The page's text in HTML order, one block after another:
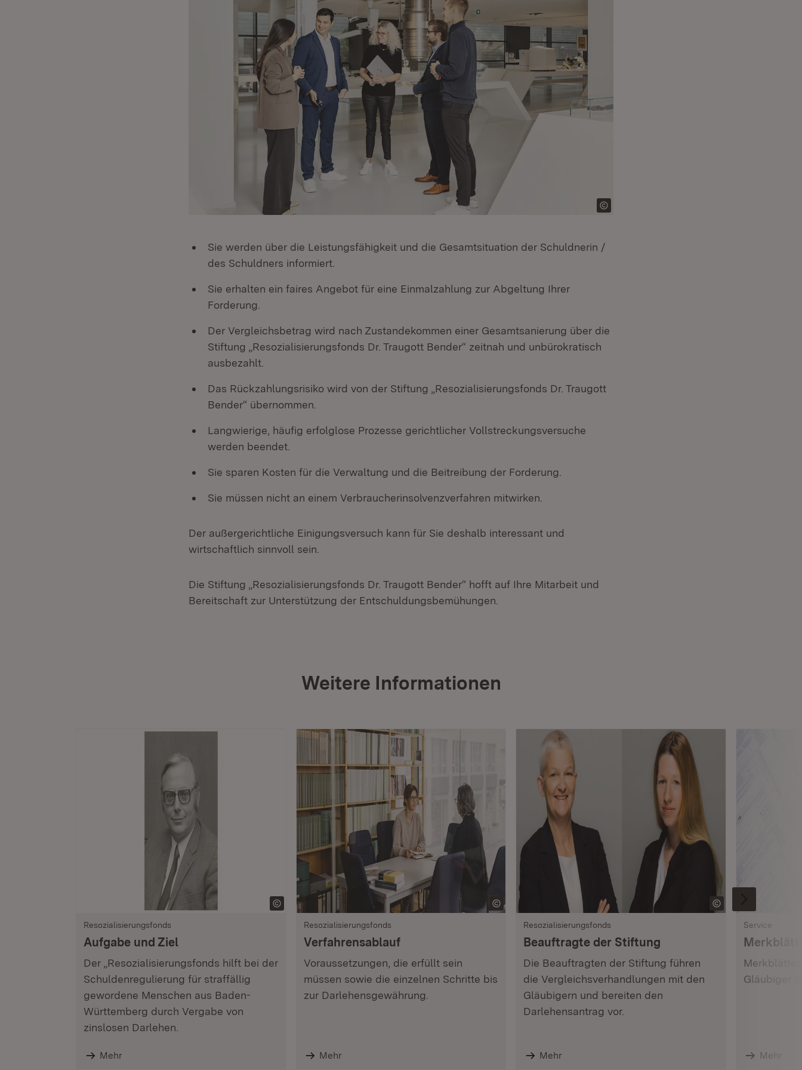
Sie werden über die Leistungsfähigkeit und die Gesamtsituation der Schuldnerin /
des Schuldners informiert.
Sie erhalten ein faires Angebot für eine Einmalzahlung zur Abgeltung Ihrer
Forderung.
Der Vergleichsbetrag wird nach Zustandekommen einer Gesamtsanierung über die
Stiftung „Resozialisierungsfonds Dr. Traugott Bender“ zeitnah und unbürokratisch
ausbezahlt.
Das Rückzahlungsrisiko wird von der Stiftung „Resozialisierungsfonds Dr. Traugott
Bender“ übernommen.
Langwierige, häufig erfolglose Prozesse gerichtlicher Vollstreckungsversuche
werden beendet.
Sie sparen Kosten für die Verwaltung und die Beitreibung der Forderung.
Sie müssen nicht an einem Verbraucherinsolvenzverfahren mitwirken.
Der außergerichtliche Einigungsversuch kann für Sie deshalb interessant und
wirtschaftlich sinnvoll sein.
Die Stiftung „Resozialisierungsfonds Dr. Traugott Bender“ hofft auf Ihre Mitarbeit und
Bereitschaft zur Unterstützung der Entschuldungsbemühungen.
Weitere Informationen
Resozialisierungsfonds
Aufgabe und Ziel
Der „Resozialisierungsfonds hilft bei der
Schuldenregulierung für straffällig
gewordene Menschen aus Baden-
Württemberg durch Vergabe von
zinslosen Darlehen.
Mehr
Resozialisierungsfonds
Verfahrensablauf
Voraussetzungen, die erfüllt sein
müssen sowie die einzelnen Schritte bis
zur Darlehensgewährung.
Mehr
Resozialisierungsfonds
Beauftragte der Stiftung
Die Beauftragten der Stiftung führen
die Vergleichsverhandlungen mit den
Gläubigern und bereiten den
Darlehensantrag vor.
Mehr
Service
Gläubiger
Mehr